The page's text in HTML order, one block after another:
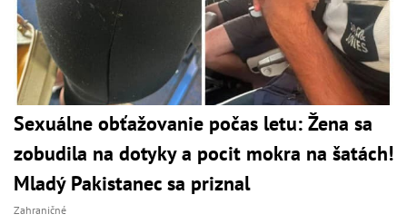
Sexuálne obťažovanie počas letu: Žena sa
zobudila na dotyky a pocit mokra na šatách!
Mladý Pakistanec sa priznal
Zahraničné